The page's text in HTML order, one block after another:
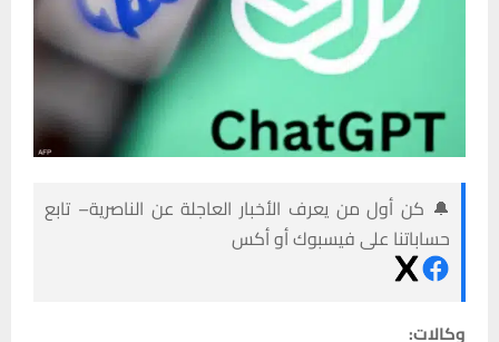
🔔 كن أول من يعرف الأخبار العاجلة عن الناصرية– تابع
حساباتنا على فيسبوك أو أكس
وكالات: